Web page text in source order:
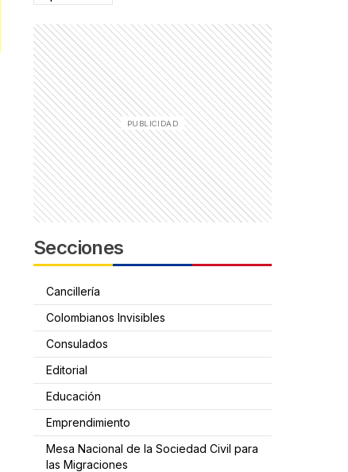
Secciones
Cancillería
Colombianos Invisibles
Consulados
Editorial
Educación
Emprendimiento
Mesa Nacional de la Sociedad Civil para
las Migraciones